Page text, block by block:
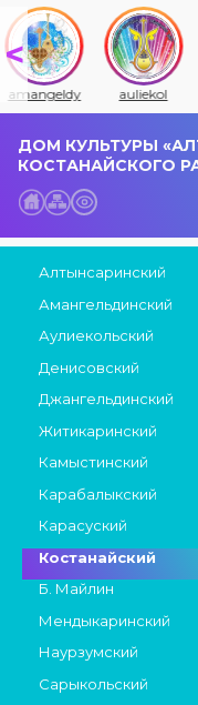
amangeldy auliekol
ДОМ КУЛЬТУРЫ
КОСТАНАЙСКОГО
Алтынсаринский
Амангельдинский
Аулиекольский
Денисовский
Джангельдинский
Житикаринский
Камыстинский
Карабалыкский
Карасуский
Костанайский
Б. Майлин
Мендыкаринский
Наурзумский
Сарыкольский